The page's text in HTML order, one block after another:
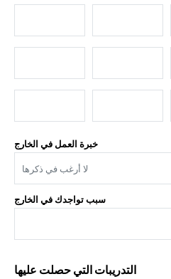
خبرة العمل في الخارج
لا أرغب في ذكرها
سبب تواجدك في الخارج
التدريبات التي حصلت عليها